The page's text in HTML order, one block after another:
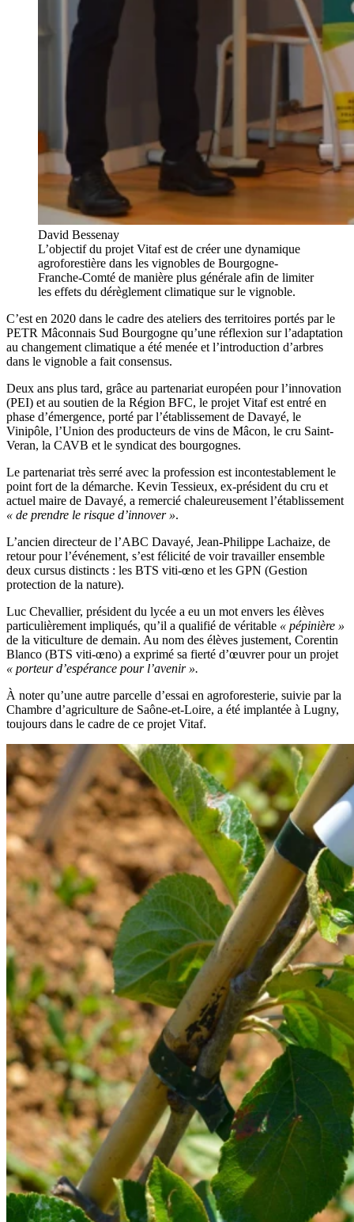
David Bessenay
L’objectif du projet Vitaf est de créer une dynamique
agroforestière dans les vignobles de Bourgogne-
Franche-Comté de manière plus générale afin de limiter
les effets du dérèglement climatique sur le vignoble.
C’est en 2020 dans le cadre des ateliers des territoires portés par le
PETR Mâconnais Sud Bourgogne qu’une réflexion sur l’adaptation
au changement climatique a été menée et l’introduction d’arbres
dans le vignoble a fait consensus.
Deux ans plus tard, grâce au partenariat européen pour l’innovation
(PEI) et au soutien de la Région BFC, le projet Vitaf est entré en
phase d’émergence, porté par l’établissement de Davayé, le
Vinipôle, l’Union des producteurs de vins de Mâcon, le cru Saint-
Veran, la CAVB et le syndicat des bourgognes.
Le partenariat très serré avec la profession est incontestablement le
point fort de la démarche. Kevin Tessieux, ex-président du cru et
actuel maire de Davayé, a remercié chaleureusement l’établissement
« de prendre le risque d’innover ».
L’ancien directeur de l’ABC Davayé, Jean-Philippe Lachaize, de
retour pour l’événement, s’est félicité de voir travailler ensemble
deux cursus distincts : les BTS viti-œno et les GPN (Gestion
protection de la nature).
Luc Chevallier, président du lycée a eu un mot envers les élèves
particulièrement impliqués, qu’il a qualifié de véritable « pépinière »
de la viticulture de demain. Au nom des élèves justement, Corentin
Blanco (BTS viti-œno) a exprimé sa fierté d’œuvrer pour un projet
« porteur d’espérance pour l’avenir ».
À noter qu’une autre parcelle d’essai en agroforesterie, suivie par la
Chambre d’agriculture de Saône-et-Loire, a été implantée à Lugny,
toujours dans le cadre de ce projet Vitaf.